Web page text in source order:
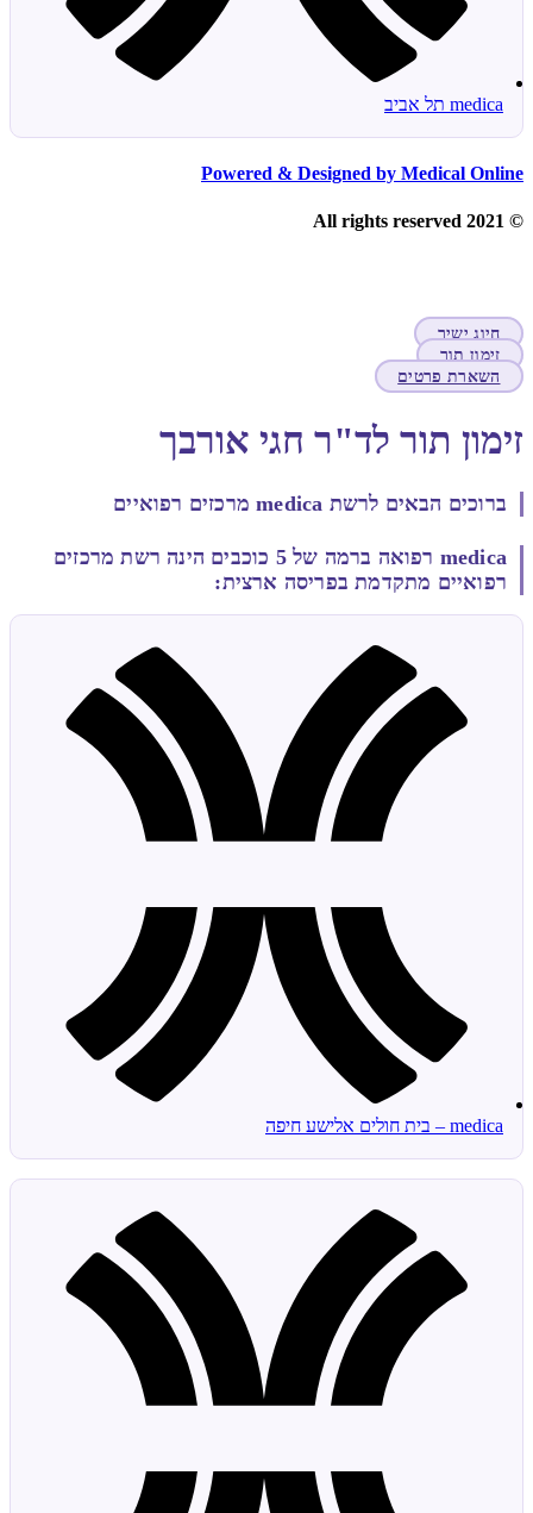
medica תל אביב
Powered & Designed by Medical Online
© 2021 All rights reserved
חיוג ישיר
זימון תור
השארת פרטים
זימון תור לד"ר חגי אורבך
ברוכים הבאים לרשת medica מרכזים רפואיים
medica רפואה ברמה של 5 כוכבים הינה רשת מרכזים
רפואיים מתקדמת בפריסה ארצית:
medica – בית חולים אלישע חיפה